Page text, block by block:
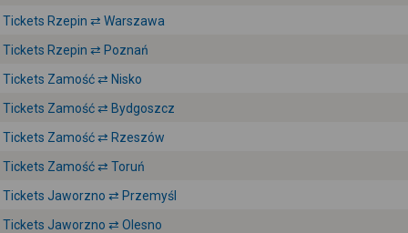
Tickets Rzepin ⇄ Warszawa
Tickets Rzepin ⇄ Poznań
Tickets Zamość ⇄ Nisko
Tickets Zamość ⇄ Bydgoszcz
Tickets Zamość ⇄ Rzeszów
Tickets Zamość ⇄ Toruń
Tickets Jaworzno ⇄ Przemyśl
Tickets Jaworzno ⇄ Olesno